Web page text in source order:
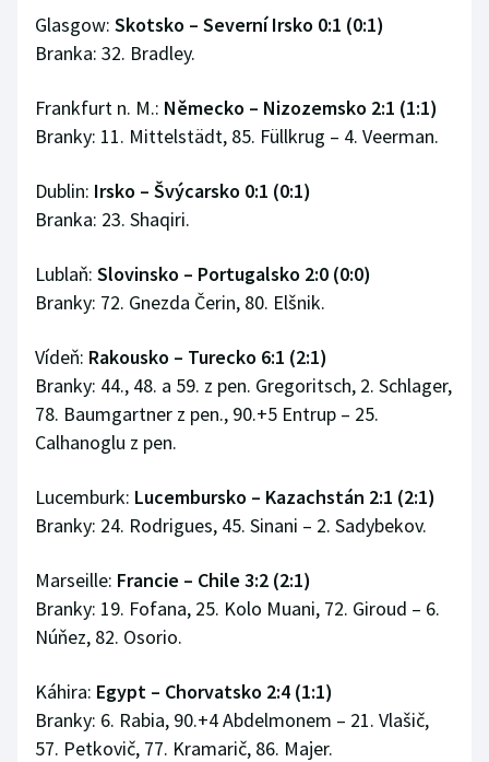
Glasgow: Skotsko – Severní Irsko 0:1 (0:1)
Branka: 32. Bradley.
Frankfurt n. M.: Německo – Nizozemsko 2:1 (1:1)
Branky: 11. Mittelstädt, 85. Füllkrug – 4. Veerman.
Dublin: Irsko – Švýcarsko 0:1 (0:1)
Branka: 23. Shaqiri.
Lublaň: Slovinsko – Portugalsko 2:0 (0:0)
Branky: 72. Gnezda Čerin, 80. Elšnik.
Vídeň: Rakousko – Turecko 6:1 (2:1)
Branky: 44., 48. a 59. z pen. Gregoritsch, 2. Schlager,
78. Baumgartner z pen., 90.+5 Entrup – 25.
Calhanoglu z pen.
Lucemburk: Lucembursko – Kazachstán 2:1 (2:1)
Branky: 24. Rodrigues, 45. Sinani – 2. Sadybekov.
Marseille: Francie – Chile 3:2 (2:1)
Branky: 19. Fofana, 25. Kolo Muani, 72. Giroud – 6.
Núňez, 82. Osorio.
Káhira: Egypt – Chorvatsko 2:4 (1:1)
Branky: 6. Rabia, 90.+4 Abdelmonem – 21. Vlašič,
57. Petkovič, 77. Kramarič, 86. Majer.